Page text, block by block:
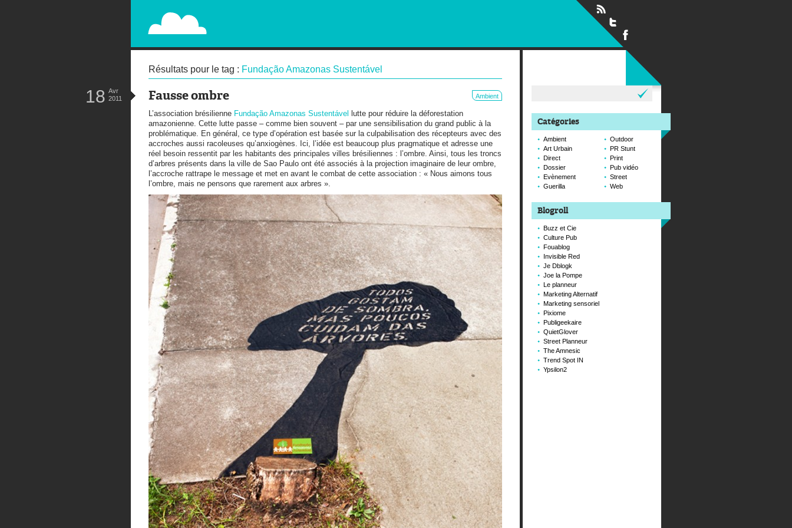
PAPERPLANE
STREET, AMBIENT, GUÉRILLA MARKETING AND OUT OF HOME
Résultats pour le tag : Fundação Amazonas Sustentável
Fausse ombre Ambient
18 Avr
2011
L’association brésilienne Fundação Amazonas Sustentável
lutte pour réduire la déforestation
amazonienne. Cette lutte passe – comme bien souvent – par une sensibilisation du grand public à la
problématique. En général, ce type d’opération est basée sur la culpabilisation des récepteurs avec des
accroches aussi racoleuses qu’anxiogènes. Ici, l’idée est beaucoup plus pragmatique et adresse une
réel besoin ressentit par les habitants des principales villes brésiliennes : l’ombre. Ainsi, tous les troncs
d’arbres présents dans la ville de Sao Paulo ont été associés à la projection imaginaire de leur ombre,
l’accroche rattrape le message et met en avant le combat de cette association : « Nous aimons tous
l’ombre, mais ne pensons que rarement aux arbres ».
Catégories
Ambient
Art Urbain
Direct
Dossier
Evènement
Guerilla
Outdoor
PR Stunt
Print
Pub vidéo
Street
Web
Blogroll
Buzz et Cie
Culture Pub
Fouablog
Invisible Red
Je Dblogk
Joe la Pompe
Le planneur
Marketing Alternatif
Marketing sensoriel
Pixiome
Publigeekaire
QuietGlover
Street Planneur
The Amnesic
Trend Spot IN
Ypsilon2